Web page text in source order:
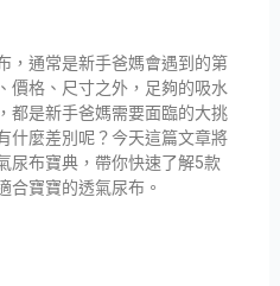
，通常是新手爸媽會遇到的第
價格、尺寸之外，足夠的吸水
都是新手爸媽需要面臨的大挑
什麼差別呢？今天這篇文章將
尿布寶典，帶你快速了解5款
合寶寶的透氣尿布。